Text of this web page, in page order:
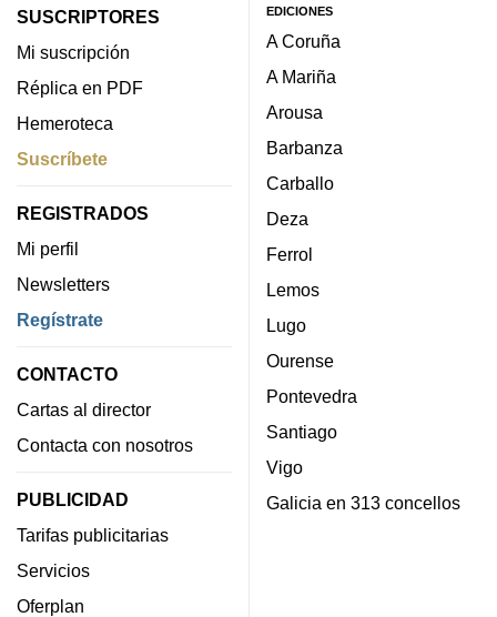
SUSCRIPTORES
Mi suscripción
Réplica en PDF
Hemeroteca
Suscríbete
REGISTRADOS
Mi perfil
Newsletters
Regístrate
CONTACTO
Cartas al director
Contacta con nosotros
PUBLICIDAD
Tarifas publicitarias
Servicios
Oferplan
EDICIONES
A Coruña
A Mariña
Arousa
Barbanza
Carballo
Deza
Ferrol
Lemos
Lugo
Ourense
Pontevedra
Santiago
Vigo
Galicia en 313 concellos